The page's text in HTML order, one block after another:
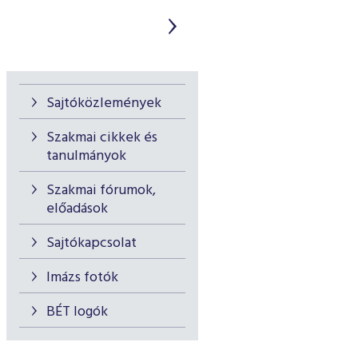
Sajtóközlemények
Szakmai cikkek és
tanulmányok
Szakmai fórumok,
előadások
Sajtókapcsolat
Imázs fotók
BÉT logók